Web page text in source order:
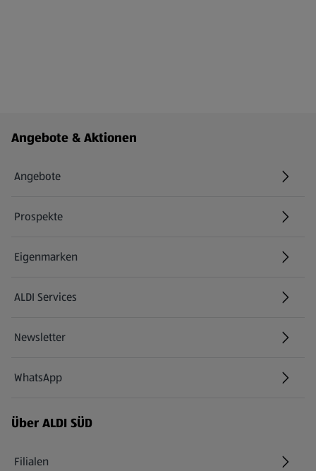
Fußzeilenmenü - weitere Links
Angebote & Aktionen
Angebote
Prospekte
Eigenmarken
ALDI Services
Newsletter
WhatsApp
Über ALDI SÜD
Filialen